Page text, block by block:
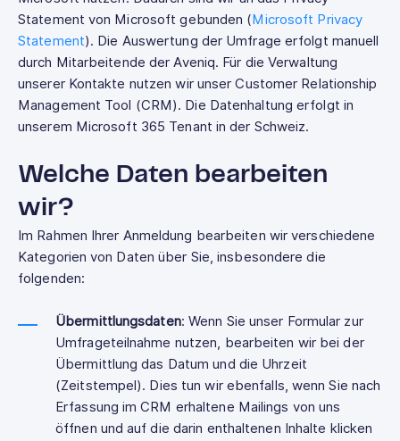
Statement von Microsoft gebunden (Microsoft Privacy
Statement). Die Auswertung der Umfrage erfolgt manuell
durch Mitarbeitende der Aveniq. Für die Verwaltung
unserer Kontakte nutzen wir unser Customer Relationship
Management Tool (CRM). Die Datenhaltung erfolgt in
unserem Microsoft 365 Tenant in der Schweiz.
Welche Daten bearbeiten
wir?
Im Rahmen Ihrer Anmeldung bearbeiten wir verschiedene
Kategorien von Daten über Sie, insbesondere die
folgenden:
Übermittlungsdaten: Wenn Sie unser Formular zur
Umfrageteilnahme nutzen, bearbeiten wir bei der
Übermittlung das Datum und die Uhrzeit
(Zeitstempel). Dies tun wir ebenfalls, wenn Sie nach
Erfassung im CRM erhaltene Mailings von uns
öffnen und auf die darin enthaltenen Inhalte klicken